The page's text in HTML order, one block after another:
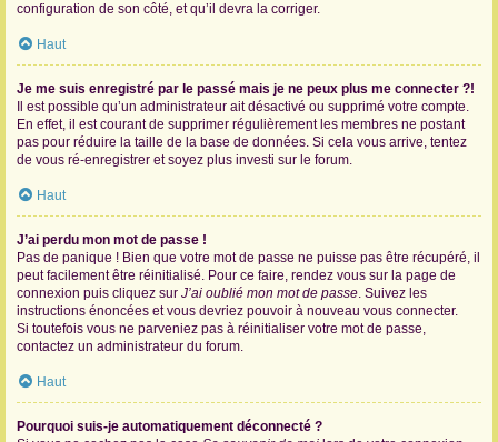
configuration de son côté, et qu’il devra la corriger.
Haut
Je me suis enregistré par le passé mais je ne peux plus me connecter ?!
Il est possible qu’un administrateur ait désactivé ou supprimé votre compte.
En effet, il est courant de supprimer régulièrement les membres ne postant
pas pour réduire la taille de la base de données. Si cela vous arrive, tentez
de vous ré-enregistrer et soyez plus investi sur le forum.
Haut
J’ai perdu mon mot de passe !
Pas de panique ! Bien que votre mot de passe ne puisse pas être récupéré, il
peut facilement être réinitialisé. Pour ce faire, rendez vous sur la page de
connexion puis cliquez sur J’ai oublié mon mot de passe. Suivez les
instructions énoncées et vous devriez pouvoir à nouveau vous connecter.
Si toutefois vous ne parveniez pas à réinitialiser votre mot de passe,
contactez un administrateur du forum.
Haut
Pourquoi suis-je automatiquement déconnecté ?